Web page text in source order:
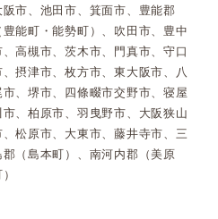
阪市、池田市、箕面市、豊能郡
豊能町・能勢町）、吹田市、豊中
、高槻市、茨木市、門真市、守口
、摂津市、枚方市、東大阪市、八
市、堺市、四條畷市交野市、寝屋
市、柏原市、羽曳野市、大阪狭山
、松原市、大東市、藤井寺市、三
郡（島本町）、南河内郡（美原